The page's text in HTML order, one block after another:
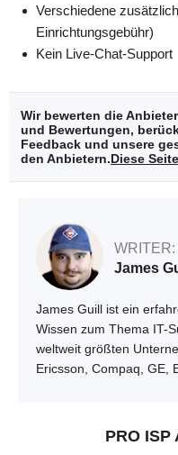
Verschiedene
Einrichtungsgebühr)
Kein Live-Chat-Support
Wir bewerten die
und Bewertungen,
Feedback und unsere
den Anbietern.Diese
WRITER:
James
James Guill ist ein
Wissen zum Thema IT-
weltweit größten
Ericsson, Compaq, GE,
PRO ISP